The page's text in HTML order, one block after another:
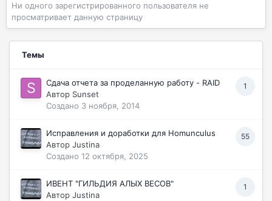
Ни одного зарегистрированного пользователя не
просматривает данную страницу
Темы
1
Сдача отчета за проделанную работу - RAID
Автор Sunset
Создано 3 ноября, 2014
55
Исправления и доработки для Homunculus
Автор Justina
Создано 12 октября, 2025
1
ИВЕНТ "ГИЛЬДИЯ АЛЫХ ВЕСОВ"
Автор Justina